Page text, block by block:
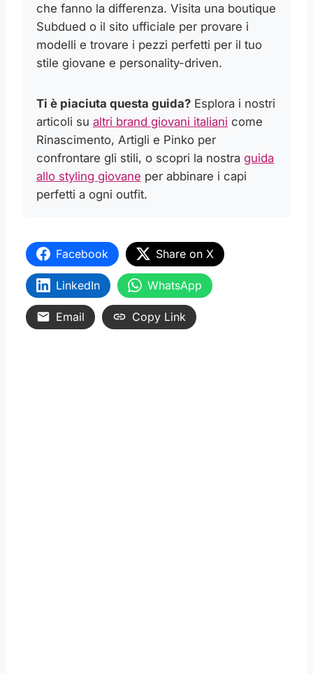
che fanno la differenza. Visita una boutique
Subdued o il sito ufficiale per provare i
modelli e trovare i pezzi perfetti per il tuo
stile giovane e personality-driven.
Ti è piaciuta questa guida? Esplora i nostri
articoli su altri brand giovani italiani come
Rinascimento, Artigli e Pinko per
confrontare gli stili, o scopri la nostra guida
allo styling giovane per abbinare i capi
perfetti a ogni outfit.
Facebook Share on X
LinkedIn WhatsApp
Email Copy Link